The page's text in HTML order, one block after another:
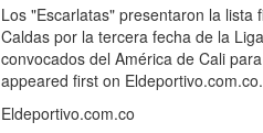
Los "Escarlatas" presentaron la lista
Caldas por la tercera fecha de la
convocados del América de Cali
appeared first on Eldeportivo.com.co.
Eldeportivo.com.co